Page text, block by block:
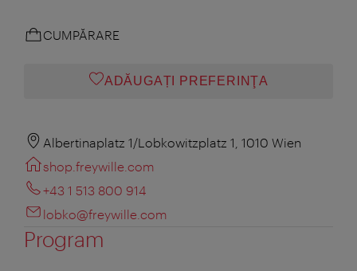
CUMPĂRARE
ADĂUGAȚI PREFERINŢA
Albertinaplatz 1/Lobkowitzplatz 1, 1010 Wien
shop.freywille.com
+43 1 513 800 914
lobko@freywille.com
Program